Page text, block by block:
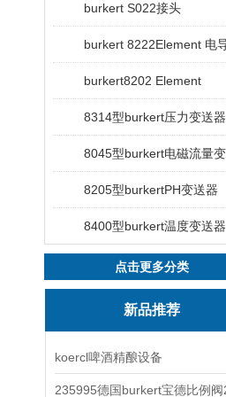
burkert S022接头
burkert8202 Element
8314型burkert压力变送器
8205型burkertPH变送器
8400型burkert温度变送器
点击更多分类
新品推荐
koercl啤酒精酿设备